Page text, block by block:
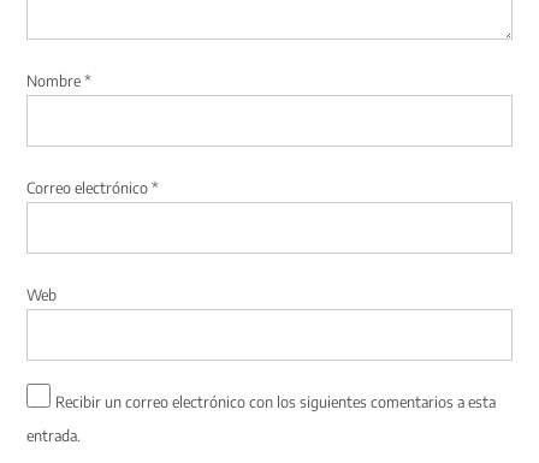
Nombre*
Correo electrónico*
Web
Recibir un correo electrónico con los siguientes comentarios a esta
entrada.